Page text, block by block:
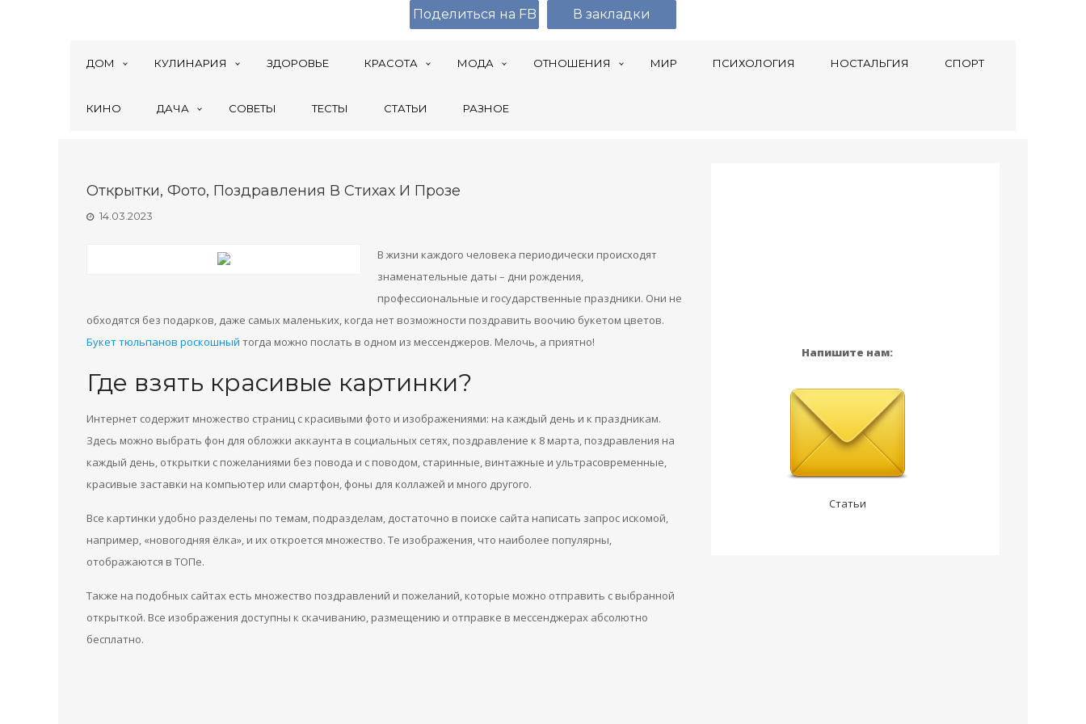
ДОМ КУЛИНАРИЯ ЗДОРОВЬЕ КРАСОТА МОДА ОТНОШЕНИЯ МИР ПСИХОЛОГИЯ НОСТАЛЬГИЯ СПОРТ
КИНО ДАЧА СОВЕТЫ ТЕСТЫ СТАТЬИ РАЗНОЕ
Открытки, Фото, Поздравления В Стихах И Прозе
14.03.2023
В жизни каждого человека периодически происходят
знаменательные даты – дни рождения,
профессиональные и государственные праздники. Они не
обходятся без подарков, даже самых маленьких, когда нет возможности поздравить воочию букетом цветов.
Букет тюльпанов роскошный тогда можно послать в одном из мессенджеров. Мелочь, а приятно!
Где взять красивые картинки?
Интернет содержит множество страниц с красивыми фото и изображениями: на каждый день и к праздникам.
Здесь можно выбрать фон для обложки аккаунта в социальных сетях, поздравление к 8 марта, поздравления на
каждый день, открытки с пожеланиями без повода и с поводом, старинные, винтажные и ультрасовременные,
красивые заставки на компьютер или смартфон, фоны для коллажей и много другого.
Все картинки удобно разделены по темам, подразделам, достаточно в поиске сайта написать запрос искомой,
например, «новогодняя ёлка», и их откроется множество. Те изображения, что наиболее популярны,
отображаются в ТОПе.
Также на подобных сайтах есть множество поздравлений и пожеланий, которые можно отправить с выбранной
открыткой. Все изображения доступны к скачиванию, размещению и отправке в мессенджерах абсолютно
бесплатно.
Напишите нам:
Статьи
Поделиться на FB В закладки